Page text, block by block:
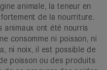
animale, la teneur en
de la nourriture.
animaux ont été nourris
consomme ni poisson, ni
ni noix, il est possible de
poisson ou des produits